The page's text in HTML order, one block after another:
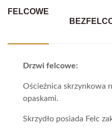
FELCOWE
Drzwi felcowe:
Ościeżnica skrzynkowa
opaskami.
Skrzydło posiada Felc